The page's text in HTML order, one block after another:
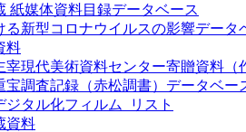
紙媒体資料目録データベース
る新型コロナウイルスの影響データ
料
宰現代美術資料センター寄贈資料（
宝調査記録（赤松調書）データベー
ジタル化フィルム_リスト
資料